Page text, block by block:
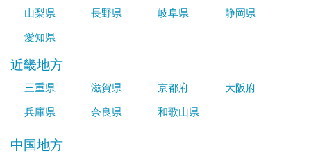
山梨県 長野県 岐阜県
静岡県
愛知県
近畿地方
三重県 滋賀県 京都府
大阪府
兵庫県
奈良県 和歌山県
中国地方